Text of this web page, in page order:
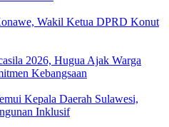
Wakil Ketua DPRD Konut
2026, Hugua Ajak Warga
Kebangsaan
Kepala Daerah Sulawesi,
Inklusif